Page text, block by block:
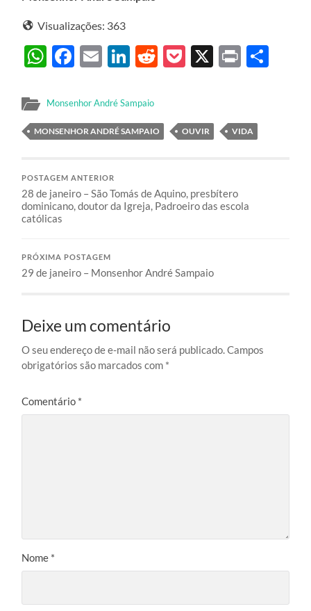
Visualizações: 363
WhatsApp
Facebook
EmailLinkedIn
Reddit
Pocket
X Print
Monsenhor André Sampaio
MONSENHOR ANDRÉ SAMPAIO OUVIR VIDA
POSTAGEM ANTERIOR
28 de janeiro – São Tomás de Aquino, presbítero
dominicano, doutor da Igreja, Padroeiro das escola
católicas
PRÓXIMA POSTAGEM
29 de janeiro – Monsenhor André Sampaio
Deixe um comentário
O seu endereço de e-mail não será publicado.Campos
obrigatórios são marcados com *
Comentário *
Nome *